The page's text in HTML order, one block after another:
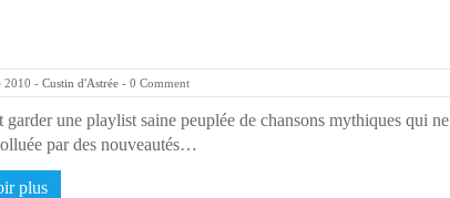
2010 - Custin d'Astrée - 0 Comment
garder une playlist saine peuplée de chansons mythiques qui ne
par des nouveautés…
plus